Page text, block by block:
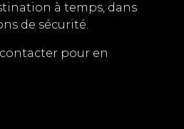
à temps, dans
de sécurité.
contacter pour en